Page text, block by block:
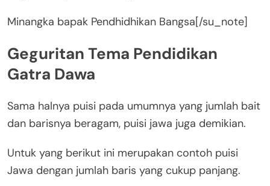
Minangka bapak Pendhidhikan Bangsa[/su_note]
Geguritan Tema Pendidikan
Gatra Dawa
Sama halnya puisi pada umumnya yang jumlah bait
dan barisnya beragam, puisi jawa juga demikian.
Untuk yang berikut ini merupakan contoh puisi
Jawa dengan jumlah baris yang cukup panjang.